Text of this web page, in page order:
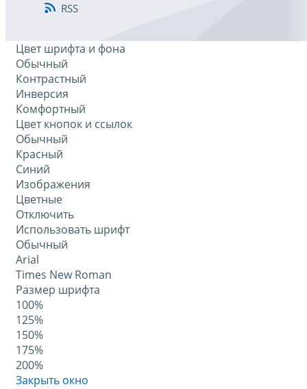
RSS
Цвет шрифта и фона
Обычный
Контрастный
Инверсия
Комфортный
Цвет кнопок и ссылок
Обычный
Красный
Синий
Изображения
Цветные
Отключить
Использовать шрифт
Обычный
Arial
Times New Roman
Размер шрифта
100%
125%
150%
175%
200%
Закрыть окно